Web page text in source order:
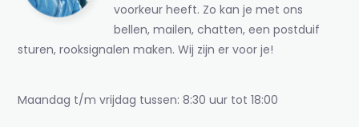
voorkeur heeft. Zo kan je met ons
bellen, mailen, chatten, een postduif
sturen, rooksignalen maken. Wij zijn er voor je!
Maandag t/m vrijdag tussen: 8:30 uur tot 18:00